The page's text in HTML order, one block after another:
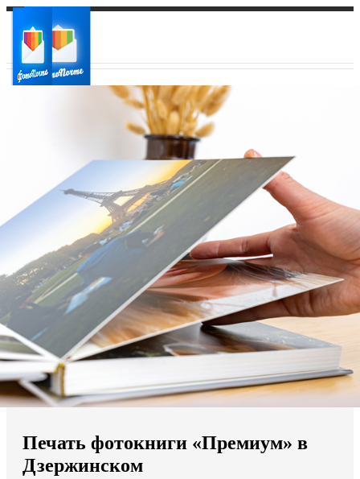
Ваш регион доставки
Выберите из списка:
Мы доставляем по всему миру
Продолжить без города
Печать фотокниги «Премиум» в
Дзержинском